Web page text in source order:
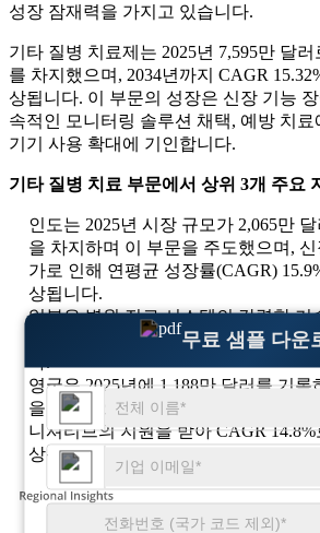
무료 샘플 다운
성장 잠재력을 가지고 있습니다.
기타 질병 치료제는 2025년 7,595만 달
를 차지했으며, 2034년까지 CAGR
상됩니다. 이 부문의 성장은 신장 기능
속적인 모니터링 솔루션 채택, 예방 치
기기 사용 확대에 기인합니다.
기타 질병 치료 부문에서 상위 3개 주요
인도는 2025년 시장 규모가 2,065만
을 차지하며 이 부문을 주도했으며,
가로 인해 연평균 성장률(CAGR)
상됩니다.
일본은 병원 진료 시스템의 강력한 기
2025년에 1,432만 달러로 해당 부문의
영국은 2025년에 1,188만 달러를 기록
을 차지했으며, 디지털 건강 모니터링
니셔티브의 지원을 받아 CAGR
상됩니다.